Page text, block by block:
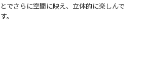
でさらに空間に映え、立体的に楽しんで
。